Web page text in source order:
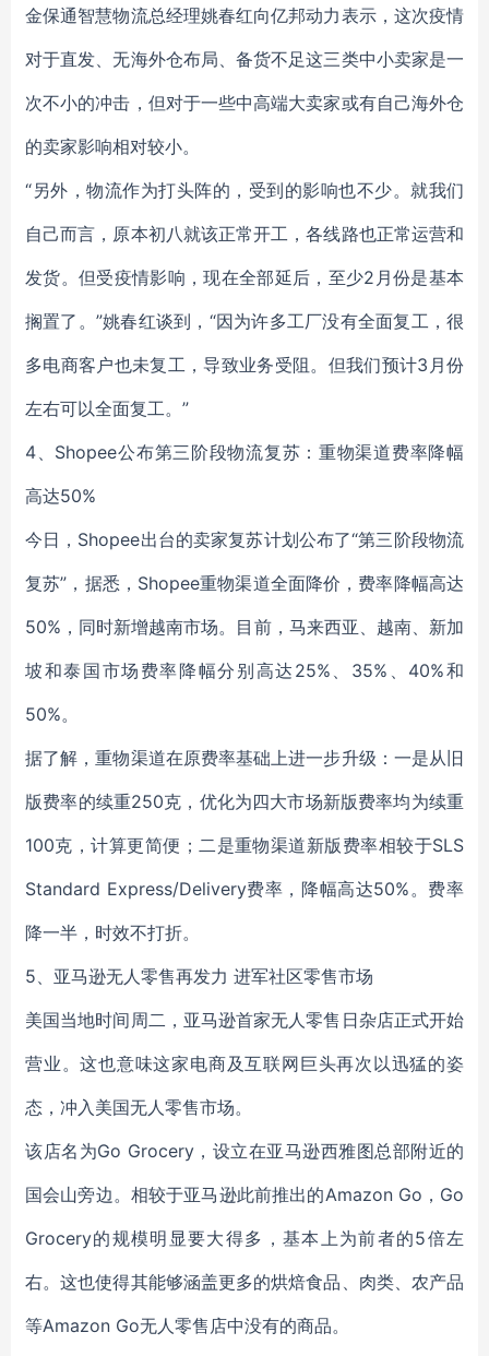
金保通智慧物流总经理姚春红向亿邦动力表示，这次疫情
对于直发、无海外仓布局、备货不足这三类中小卖家是一
次不小的冲击，但对于一些中高端大卖家或有自己海外仓
的卖家影响相对较小。
“另外，物流作为打头阵的，受到的影响也不少。就我们
自己而言，原本初八就该正常开工，各线路也正常运营和
发货。但受疫情影响，现在全部延后，至少2月份是基本
搁置了。”姚春红谈到，“因为许多工厂没有全面复工，很
多电商客户也未复工，导致业务受阻。但我们预计3月份
左右可以全面复工。”
4、Shopee公布第三阶段物流复苏：重物渠道费率降幅
高达50%
今日，Shopee出台的卖家复苏计划公布了“第三阶段物流
复苏”，据悉，Shopee重物渠道全面降价，费率降幅高达
50%，同时新增越南市场。目前，马来西亚、越南、新加
坡和泰国市场费率降幅分别高达25%、35%、40%和
50%。
据了解，重物渠道在原费率基础上进一步升级：一是从旧
版费率的续重250克，优化为四大市场新版费率均为续重
100克，计算更简便；二是重物渠道新版费率相较于SLS
Standard Express/Delivery费率，降幅高达50%。费率
降一半，时效不打折。
5、亚马逊无人零售再发力 进军社区零售市场
美国当地时间周二，亚马逊首家无人零售日杂店正式开始
营业。这也意味这家电商及互联网巨头再次以迅猛的姿
态，冲入美国无人零售市场。
该店名为Go Grocery，设立在亚马逊西雅图总部附近的
国会山旁边。相较于亚马逊此前推出的Amazon Go，Go
Grocery的规模明显要大得多，基本上为前者的5倍左
右。这也使得其能够涵盖更多的烘焙食品、肉类、农产品
等Amazon Go无人零售店中没有的商品。